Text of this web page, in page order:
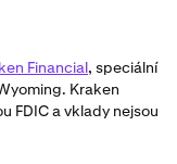
bankovního
zákazníků,
vypořádání
nemusí být
úhrady pro
Financial, speciální
Kraken
FDIC a vklady nejsou